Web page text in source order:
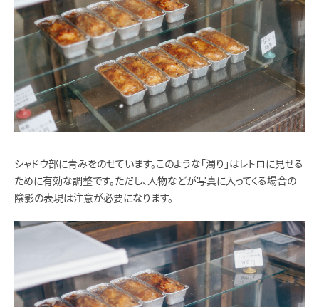
シャドウ部に青みをのせています。このような「濁り」はレトロに見せる
ために有効な調整です。ただし、人物などが写真に入ってくる場合の
陰影の表現は注意が必要になります。